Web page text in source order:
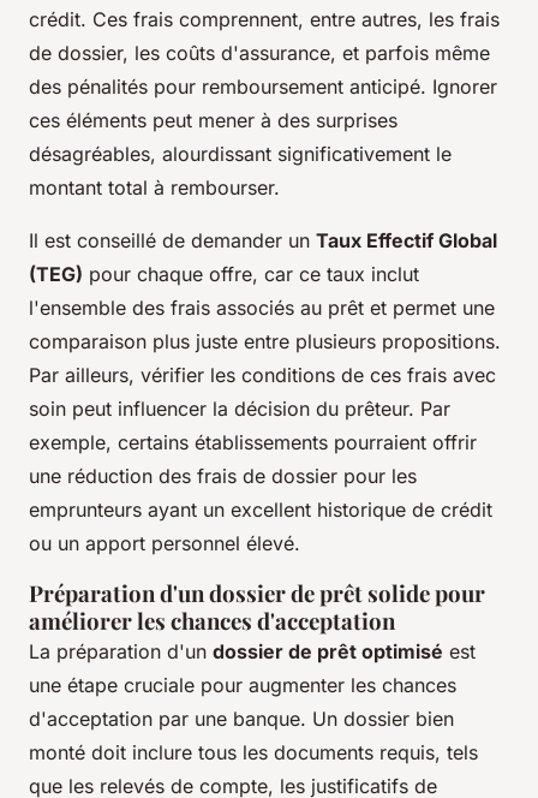
crédit. Ces frais comprennent, entre autres, les frais
de dossier, les coûts d'assurance, et parfois même
des pénalités pour remboursement anticipé. Ignorer
ces éléments peut mener à des surprises
désagréables, alourdissant significativement le
montant total à rembourser.
Il est conseillé de demander un Taux Effectif Global
(TEG) pour chaque offre, car ce taux inclut
l'ensemble des frais associés au prêt et permet une
comparaison plus juste entre plusieurs propositions.
Par ailleurs, vérifier les conditions de ces frais avec
soin peut influencer la décision du prêteur. Par
exemple, certains établissements pourraient offrir
une réduction des frais de dossier pour les
emprunteurs ayant un excellent historique de crédit
ou un apport personnel élevé.
Préparation d'un dossier de prêt solide pour
améliorer les chances d'acceptation
La préparation d'un dossier de prêt optimisé est
une étape cruciale pour augmenter les chances
d'acceptation par une banque. Un dossier bien
monté doit inclure tous les documents requis, tels
que les relevés de compte, les justificatifs de